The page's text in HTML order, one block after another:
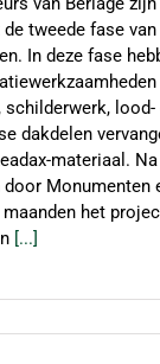
tweede fase
In deze fase
schilderwerk,
dakdelen
materiaal.
Monumenten
maanden het
[...]